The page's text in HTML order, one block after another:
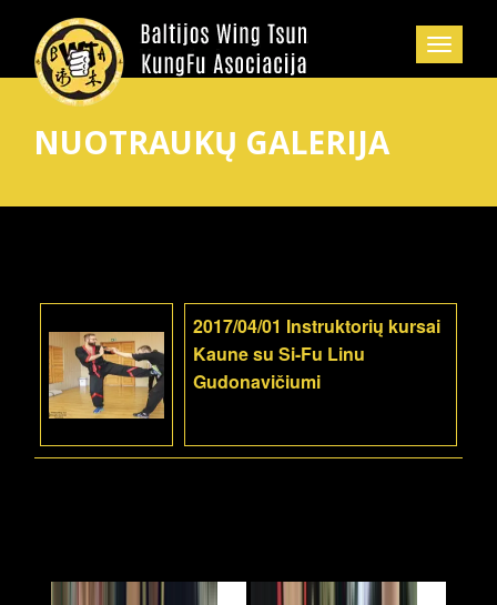
NUOTRAUKŲ GALERIJA
2017/04/01 Instruktorių kursai
Kaune su Si-Fu Linu
Gudonavičiumi